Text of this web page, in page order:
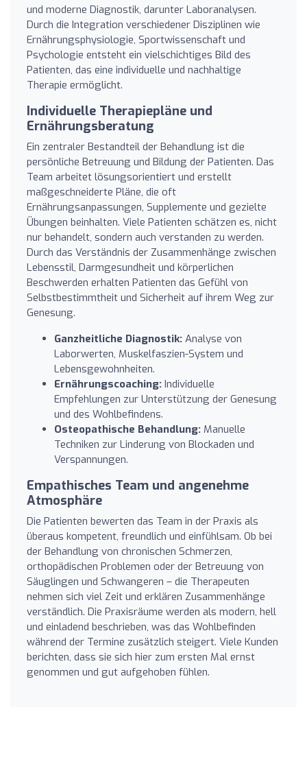
und moderne Diagnostik, darunter Laboranalysen.
Durch die Integration verschiedener Disziplinen wie
Ernährungsphysiologie, Sportwissenschaft und
Psychologie entsteht ein vielschichtiges Bild des
Patienten, das eine individuelle und nachhaltige
Therapie ermöglicht.
Individuelle Therapiepläne und
Ernährungsberatung
Ein zentraler Bestandteil der Behandlung ist die
persönliche Betreuung und Bildung der Patienten. Das
Team arbeitet lösungsorientiert und erstellt
maßgeschneiderte Pläne, die oft
Ernährungsanpassungen, Supplemente und gezielte
Übungen beinhalten. Viele Patienten schätzen es, nicht
nur behandelt, sondern auch verstanden zu werden.
Durch das Verständnis der Zusammenhänge zwischen
Lebensstil, Darmgesundheit und körperlichen
Beschwerden erhalten Patienten das Gefühl von
Selbstbestimmtheit und Sicherheit auf ihrem Weg zur
Genesung.
Ganzheitliche Diagnostik: Analyse von
Laborwerten, Muskelfaszien-System und
Lebensgewohnheiten.
Ernährungscoaching: Individuelle
Empfehlungen zur Unterstützung der Genesung
und des Wohlbefindens.
Osteopathische Behandlung: Manuelle
Techniken zur Linderung von Blockaden und
Verspannungen.
Empathisches Team und angenehme
Atmosphäre
Die Patienten bewerten das Team in der Praxis als
überaus kompetent, freundlich und einfühlsam. Ob bei
der Behandlung von chronischen Schmerzen,
orthopädischen Problemen oder der Betreuung von
Säuglingen und Schwangeren – die Therapeuten
nehmen sich viel Zeit und erklären Zusammenhänge
verständlich. Die Praxisräume werden als modern, hell
und einladend beschrieben, was das Wohlbefinden
während der Termine zusätzlich steigert. Viele Kunden
berichten, dass sie sich hier zum ersten Mal ernst
genommen und gut aufgehoben fühlen.